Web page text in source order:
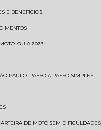
E BENEFÍCIOS!
GUIA 2023
PAULO: PASSO A PASSO SIMPLES
DE MOTO SEM DIFICULDADES